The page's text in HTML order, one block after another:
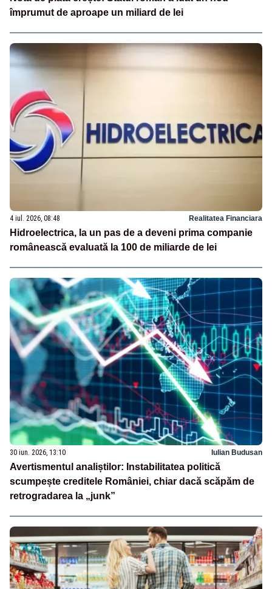
împrumut de aproape un miliard de lei
4 iul. 2026, 08:48 Realitatea Financiara
Hidroelectrica, la un pas de a deveni prima companie
românească evaluată la 100 de miliarde de lei
30 iun. 2026, 13:10 Iulian Budusan
Avertismentul analiștilor: Instabilitatea politică
scumpește creditele României, chiar dacă scăpăm de
retrogradarea la „junk”